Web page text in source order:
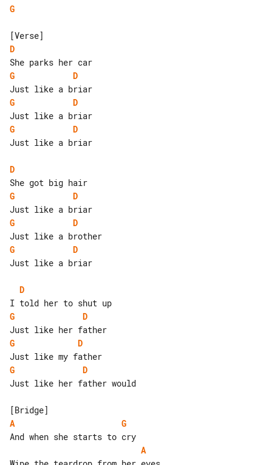
G
D
G
D
G
D
G
D
Just like a briar
D
G
D
G
D
G
D
Just like a briar
D
G
D
G
D
G
D
Just like her father would
A
G
A